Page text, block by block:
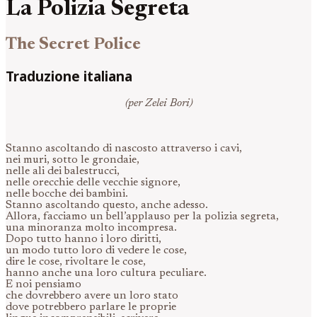
La Polizia Segreta
The Secret Police
Traduzione italiana
(per Zelei Bori)
Stanno ascoltando di nascosto attraverso i cavi,
nei muri, sotto le grondaie,
nelle ali dei balestrucci,
nelle orecchie delle vecchie signore,
nelle bocche dei bambini.
Stanno ascoltando questo, anche adesso.
Allora, facciamo un bell’applauso per la polizia segreta,
una minoranza molto incompresa.
Dopo tutto hanno i loro diritti,
un modo tutto loro di vedere le cose,
dire le cose, rivoltare le cose,
hanno anche una loro cultura peculiare.
E noi pensiamo
che dovrebbero avere un loro stato
dove potrebbero parlare le proprie